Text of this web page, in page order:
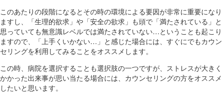
このあたりの段階になるとその時の環境による要因が非常に重要になり
ますし、「生理的欲求」や「安全の欲求」も頭で「満たされている」と
思っていても無意識レベルでは満たされていない…ということも起こり
ますので、「上手くいかない…」と感じた場合には、すぐにでもカウン
セリングを利用してみることをオススメします。
この時、病院を選択することも選択肢の一つですが、ストレスが大きく
かかった出来事が思い当たる場合には、カウンセリングの方をオススメ
したいと思います。